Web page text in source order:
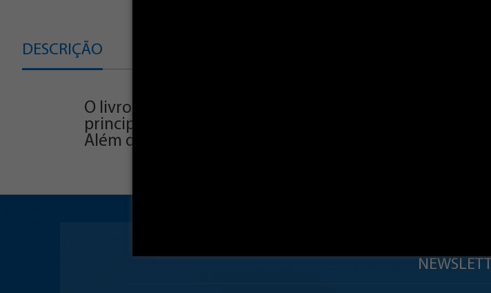
DESCRIÇÃO
O livro “Colorando Devotos Mirins Milagres da
principais milagres de Nossa Senhora Aparecida, de
Além disso traz diversos passatempos.